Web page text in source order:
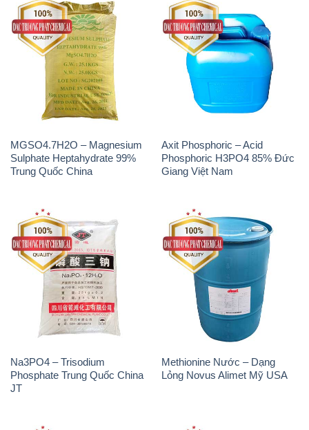
MGSO4.7H2O – Magnesium
Sulphate Heptahydrate 99%
Trung Quốc China
Axit Phosphoric – Acid
Phosphoric H3PO4 85% Đức
Giang Việt Nam
Na3PO4 – Trisodium
Phosphate Trung Quốc China
JT
Methionine Nước – Dạng
Lỏng Novus Alimet Mỹ USA